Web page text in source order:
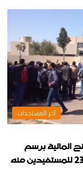
‏آخر المستجدات
المالية برسم